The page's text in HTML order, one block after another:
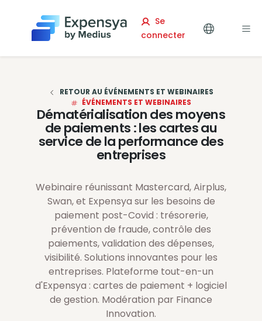
Expensya
Se
connecter
RETOUR AU ÉVÉNEMENTS ET WEBINAIRES
ÉVÉNEMENTS ET WEBINAIRES
Dématérialisation des moyens
de paiements : les cartes au
service de la performance des
entreprises
Webinaire réunissant Mastercard, Airplus,
Swan, et Expensya sur les besoins de
paiement post-Covid : trésorerie,
prévention de fraude, contrôle des
paiements, validation des dépenses,
visibilité. Solutions innovantes pour les
entreprises. Plateforme tout-en-un
d'Expensya : cartes de paiement + logiciel
de gestion. Modération par Finance
Innovation.